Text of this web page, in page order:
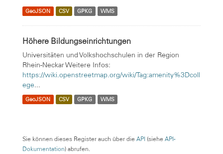
GeoJSON CSV GPKG WMS
Höhere Bildungseinrichtungen
Universitäten und Volkshochschulen in der Region
Rhein-Neckar Weitere Infos:
https://wiki.openstreetmap.org/wiki/Tag:amenity%3Dcoll
ege...
GeoJSON CSV GPKG WMS
Sie können dieses Register auch über die API (siehe API-
Dokumentation) abrufen.